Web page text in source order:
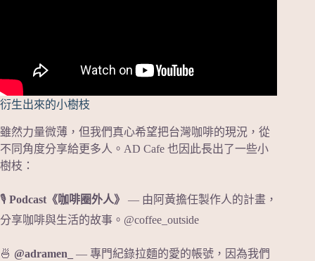
衍生出來的小樹枝
雖然力量微薄，但我們真心希望把台灣咖啡的現況，從
不同角度分享給更多人。AD Cafe 也因此長出了一些小
樹枝：
🎙 Podcast《咖啡圈外人》
— 由阿黃擔任製作人的計畫，
分享咖啡與生活的故事。@coffee_outside
🍜 @adramen_
— 專門紀錄拉麵的愛的帳號，因為我們